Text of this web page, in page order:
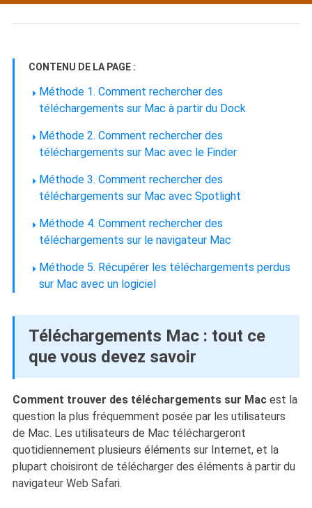
CONTENU DE LA PAGE :
Méthode 1. Comment rechercher des
téléchargements sur Mac à partir du Dock
Méthode 2. Comment rechercher des
téléchargements sur Mac avec le Finder
Méthode 3. Comment rechercher des
téléchargements sur Mac avec Spotlight
Méthode 4. Comment rechercher des
téléchargements sur le navigateur Mac
Méthode 5. Récupérer les téléchargements perdus
sur Mac avec un logiciel
Téléchargements Mac : tout ce
que vous devez savoir
Comment trouver des téléchargements sur Mac est la
question la plus fréquemment posée par les utilisateurs
de Mac. Les utilisateurs de Mac téléchargeront
quotidiennement plusieurs éléments sur Internet, et la
plupart choisiront de télécharger des éléments à partir du
navigateur Web Safari.